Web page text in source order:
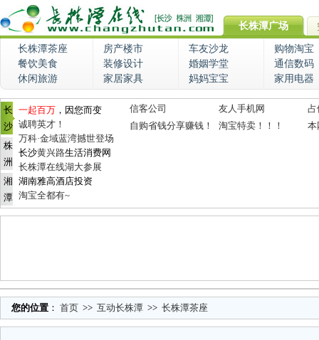
长株潭广场
长株潭茶座 房产楼市 车友沙龙
购物淘宝
餐饮美食
装修设计 婚姻学堂
通信数码
休闲旅游
家居家具 妈妈宝宝 家用电器
长
沙
株
洲
湘
潭
一起百万 ，因您而变
诚聘英才！
万科·金域蓝湾撼世登场
长沙黄兴路生活消费网
长株潭在线湖大参展
湖南雅高酒店投资
淘宝全都有~
信客公司 友人手机网
占
自购省钱分享赚钱！
淘宝特卖！！！ 本
您的位置 ： 首页 >> 互动长株潭 >> 长株潭茶座